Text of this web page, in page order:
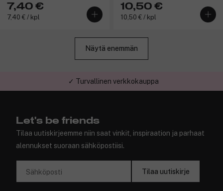
7,40 €
7,40 € / kpl
10,50 €
10,50 € / kpl
Näytä enemmän
✓ Turvallinen verkkokauppa
Let's be friends
Tilaa uutiskirjeemme niin saat vinkit, inspiraation ja parhaat
alennukset suoraan sähköpostiisi.
Sähköposti Tilaa uutiskirje